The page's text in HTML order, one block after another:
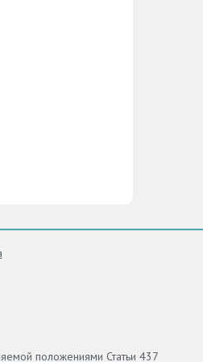
положениями Статьи 437